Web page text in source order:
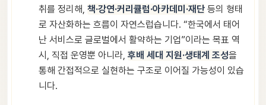
취를 정리해, 책·강연·커리큘럼·아카데미·재단 등의 형태
로 자산화하는 흐름이 자연스럽습니다. “한국에서 태어
난 서비스로 글로벌에서 활약하는 기업”이라는 목표 역
시, 직접 운영뿐 아니라, 후배 세대 지원·생태계 조성을
통해 간접적으로 실현하는 구조로 이어질 가능성이 있습
니다.